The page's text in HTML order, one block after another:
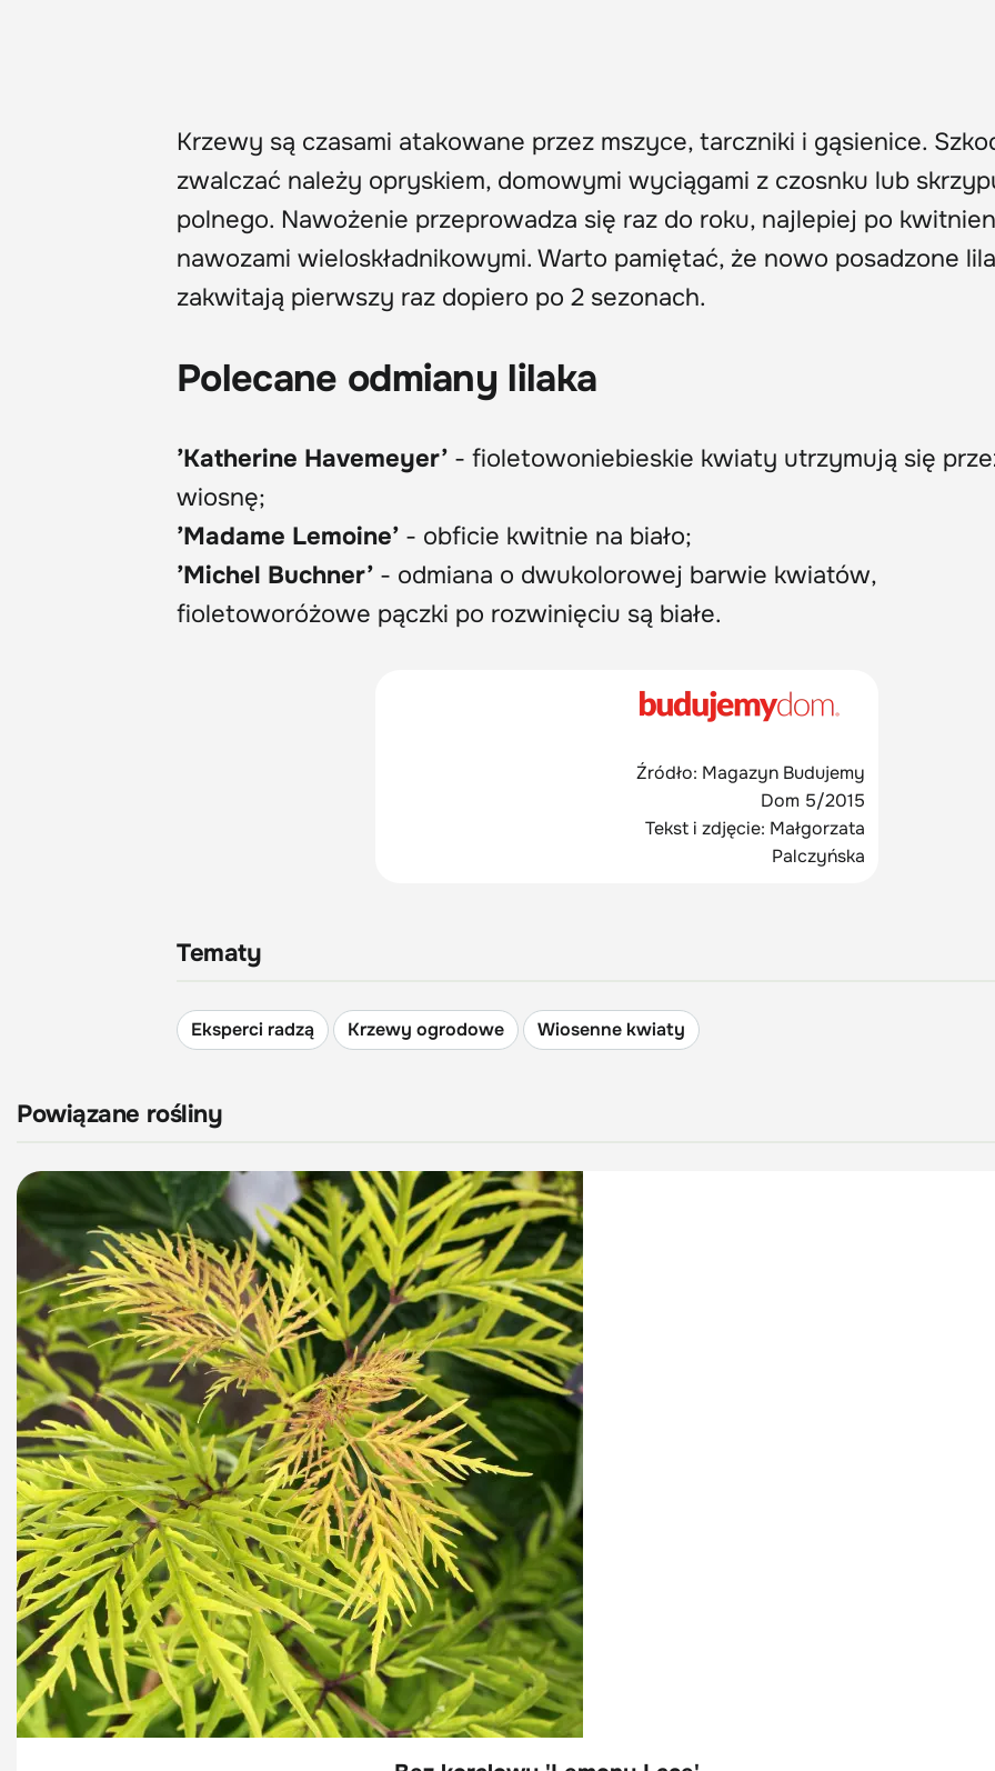
Krzewy są czasami atakowane przez mszyce, tarczniki i gąsienice.
zwalczać należy opryskiem, domowymi wyciągami z czosnku lub
polnego. Nawożenie przeprowadza się raz do roku, najlepiej po
nawozami wieloskładnikowymi. Warto pamiętać, że nowo posadzone
zakwitają pierwszy raz dopiero po 2 sezonach.
Polecane odmiany lilaka
’Katherine Havemeyer’ - fioletowoniebieskie kwiaty utrzymują się
wiosnę;
’Madame Lemoine’ - obficie kwitnie na biało;
’Michel Buchner’ - odmiana o dwukolorowej barwie kwiatów,
fioletoworóżowe pączki po rozwinięciu są białe.
Źródło: Magazyn Budujemy
Dom 5/2015
Tekst i zdjęcie: Małgorzata
Palczyńska
Tematy
Eksperci radzą Krzewy ogrodowe Wiosenne kwiaty
Powiązane rośliny